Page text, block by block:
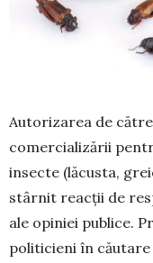
Autorizarea de
comercializării
insecte (lăcusta,
stârnit reacții de
ale opiniei publice.
politicieni în